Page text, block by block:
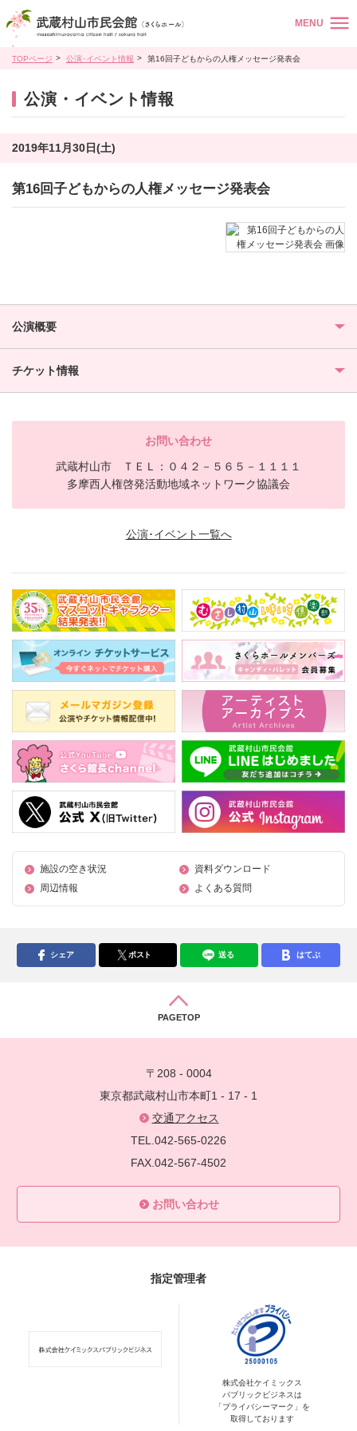
MENU
TOPページ 公演･イベント情報 第16回子どもからの人権メッセージ発表会
公演・イベント情報
2019年11月30日(土)
第16回子どもからの人権メッセージ発表会
公演概要
チケット情報
お問い合わせ
武蔵村山市 ＴＥＬ：０４２－５６５－１１１１
多摩西人権啓発活動地域ネットワーク協議会
公演･イベント一覧へ
施設の空き状況
資料ダウンロード
周辺情報
よくある質問
シェア ポスト 送る はてぶ
PAGETOP
〒208 - 0004
東京都武蔵村山市本町1 - 17 - 1
交通アクセス
TEL.042-565-0226
FAX.042-567-4502
お問い合わせ
指定管理者
株式会社ケイミックス
パブリックビジネスは
「プライバシーマーク」を
取得しております